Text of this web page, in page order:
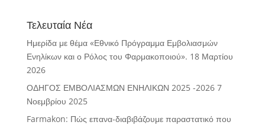
Τελευταία Νέα
Ημερίδα με θέμα «Εθνικό Πρόγραμμα Εμβολιασμών
Ενηλίκων και ο Ρόλος του Φαρμακοποιού». 18 Μαρτίου
2026
ΟΔΗΓΟΣ ΕΜΒΟΛΙΑΣΜΩΝ ΕΝΗΛΙΚΩΝ 2025 -2026 7
Νοεμβρίου 2025
Farmakon: Πώς επανα-διαβιβάζουμε παραστατικό που